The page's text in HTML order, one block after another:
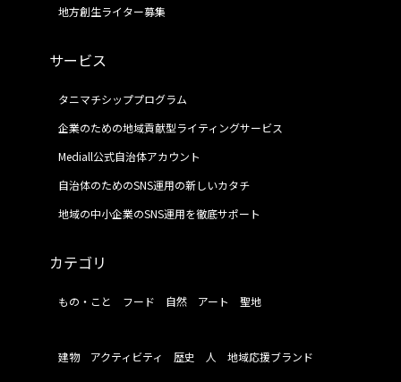
地方創生ライター募集
サービス
タニマチシッププログラム
企業のための地域貢献型ライティングサービス
Mediall公式自治体アカウント
自治体のためのSNS運用の新しいカタチ
地域の中小企業のSNS運用を徹底サポート
カテゴリ
もの・こと フード 自然 アート 聖地
建物 アクティビティ 歴史 人 地域応援ブランド